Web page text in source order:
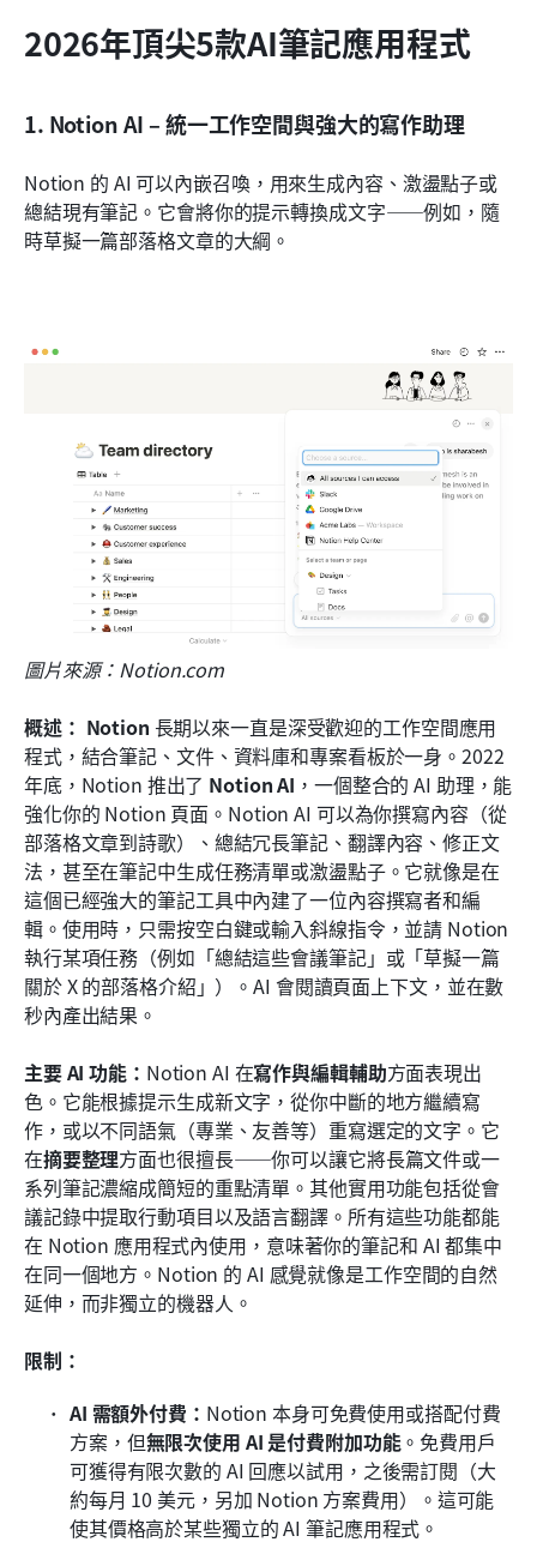
2026年頂尖5款AI筆記應用程式
1. Notion AI – 統一工作空間與強大的寫作助理
Notion 的 AI 可以內嵌召喚，用來生成內容、激盪點子或
總結現有筆記。它會將你的提示轉換成文字——例如，隨
時草擬一篇部落格文章的大綱。
圖片來源：Notion.com
概述： Notion 長期以來一直是深受歡迎的工作空間應用
程式，結合筆記、文件、資料庫和專案看板於一身。2022
年底，Notion 推出了 Notion AI ，一個整合的 AI 助理，能
強化你的 Notion 頁面。Notion AI 可以為你撰寫內容（從
部落格文章到詩歌）、總結冗長筆記、翻譯內容、修正文
法，甚至在筆記中生成任務清單或激盪點子。它就像是在
這個已經強大的筆記工具中內建了一位內容撰寫者和編
輯。使用時，只需按空白鍵或輸入斜線指令，並請 Notion
執行某項任務（例如「總結這些會議筆記」或「草擬一篇
關於 X 的部落格介紹」）。AI 會閱讀頁面上下文，並在數
秒內產出結果。
主要 AI 功能： Notion AI 在寫作與編輯輔助方面表現出
色。它能根據提示生成新文字，從你中斷的地方繼續寫
作，或以不同語氣（專業、友善等）重寫選定的文字。它
在摘要整理方面也很擅長——你可以讓它將長篇文件或一
系列筆記濃縮成簡短的重點清單。其他實用功能包括從會
議記錄中提取行動項目以及語言翻譯。所有這些功能都能
在 Notion 應用程式內使用，意味著你的筆記和 AI 都集中
在同一個地方。Notion 的 AI 感覺就像是工作空間的自然
延伸，而非獨立的機器人。
限制：
AI 需額外付費： Notion 本身可免費使用或搭配付費
方案，但無限次使用 AI 是付費附加功能。免費用戶
可獲得有限次數的 AI 回應以試用，之後需訂閱（大
約每月 10 美元，另加 Notion 方案費用）。這可能
使其價格高於某些獨立的 AI 筆記應用程式。